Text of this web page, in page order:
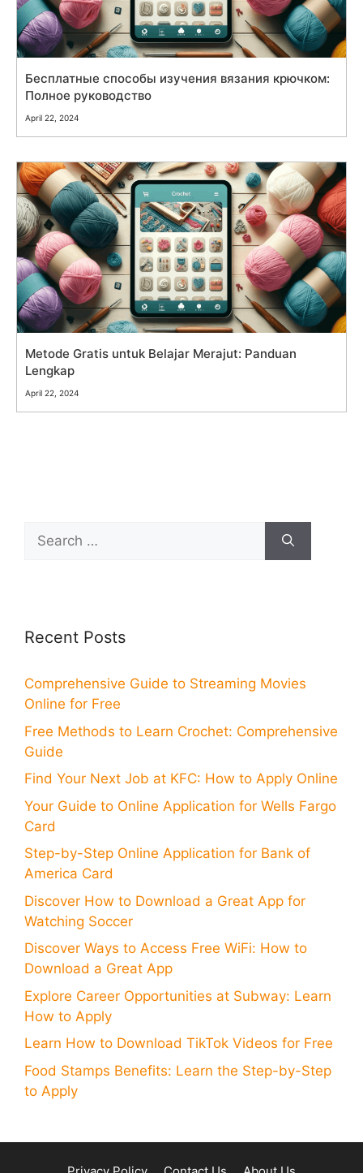
Бесплатные способы изучения вязания крючком:
Полное руководство
April 22, 2024
Metode Gratis untuk Belajar Merajut: Panduan
Lengkap
April 22, 2024
Search
for:
Recent Posts
Comprehensive Guide to Streaming Movies
Online for Free
Free Methods to Learn Crochet: Comprehensive
Guide
Find Your Next Job at KFC: How to Apply Online
Your Guide to Online Application for Wells Fargo
Card
Step-by-Step Online Application for Bank of
America Card
Discover How to Download a Great App for
Watching Soccer
Discover Ways to Access Free WiFi: How to
Download a Great App
Explore Career Opportunities at Subway: Learn
How to Apply
Learn How to Download TikTok Videos for Free
Food Stamps Benefits: Learn the Step-by-Step
to Apply